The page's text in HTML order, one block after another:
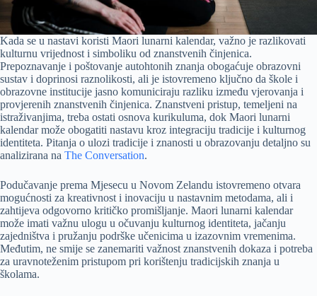
Kada se u nastavi koristi Maori lunarni kalendar, važno je razlikovati
kulturnu vrijednost i simboliku od znanstvenih činjenica.
Prepoznavanje i poštovanje autohtonih znanja obogaćuje obrazovni
sustav i doprinosi raznolikosti, ali je istovremeno ključno da škole i
obrazovne institucije jasno komuniciraju razliku između vjerovanja i
provjerenih znanstvenih činjenica. Znanstveni pristup, temeljeni na
istraživanjima, treba ostati osnova kurikuluma, dok Maori lunarni
kalendar može obogatiti nastavu kroz integraciju tradicije i kulturnog
identiteta. Pitanja o ulozi tradicije i znanosti u obrazovanju detaljno su
analizirana na The Conversation.
Podučavanje prema Mjesecu u Novom Zelandu istovremeno otvara
mogućnosti za kreativnost i inovaciju u nastavnim metodama, ali i
zahtijeva odgovorno kritičko promišljanje. Maori lunarni kalendar
može imati važnu ulogu u očuvanju kulturnog identiteta, jačanju
zajedništva i pružanju podrške učenicima u izazovnim vremenima.
Međutim, ne smije se zanemariti važnost znanstvenih dokaza i potreba
za uravnoteženim pristupom pri korištenju tradicijskih znanja u
školama.